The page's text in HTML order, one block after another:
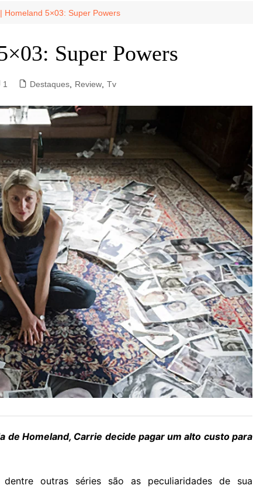
Game ReviewRadiola Torresmo
Umbivis
Homeland 5×03: Super Powers
Super Powers
1 Destaques Review Tv
de Homeland, Carrie decide pagar um alto custo para
outras séries são as peculiaridades de sua